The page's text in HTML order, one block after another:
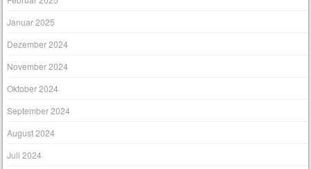
Januar 2025
Dezember 2024
November 2024
Oktober 2024
September 2024
August 2024
Juli 2024